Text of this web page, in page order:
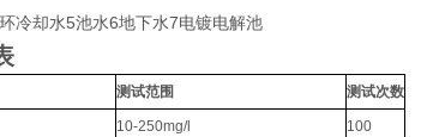
冷却水5池水6地下水7电镀电解池
测试范围 测试次数
10-250mg/l 100